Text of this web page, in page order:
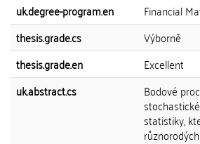
uk.degree-program.en
Financial
thesis.grade.cs
Výborně
thesis.grade.en
Excellent
uk.abstract.cs
Bodové
statistiky,